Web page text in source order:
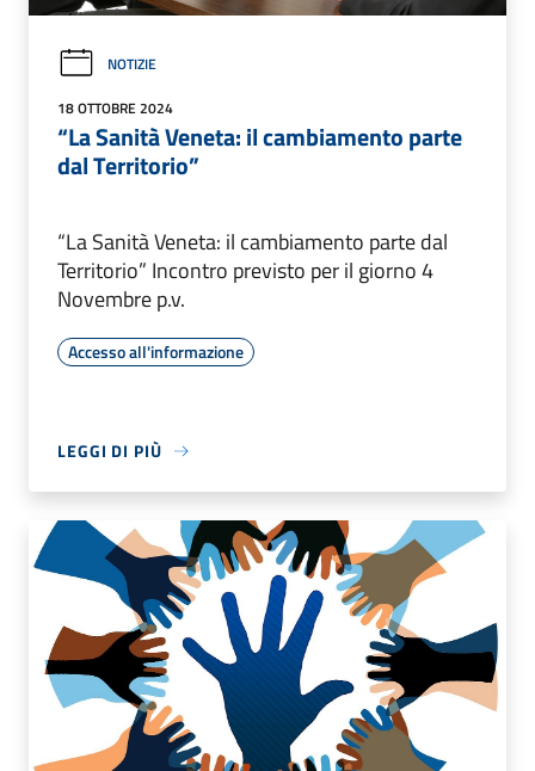
NOTIZIE
18 OTTOBRE 2024
“La Sanità Veneta: il cambiamento parte
dal Territorio”
“La Sanità Veneta: il cambiamento parte dal
Territorio” Incontro previsto per il giorno 4
Novembre p.v.
Accesso all'informazione
LEGGI DI PIÙ